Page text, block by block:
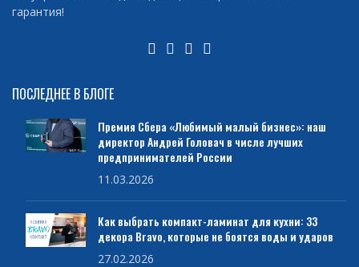
гарантия!
ПОСЛЕДНЕЕ В БЛОГЕ
Премия Сбера «Любимый малый бизнес»: наш
директор Андрей Головач в числе лучших
предпринимателей России
11.03.2026
Как выбрать компакт-ламинат для кухни: 33
декора Bravo, которые не боятся воды и ударов
27.02.2026